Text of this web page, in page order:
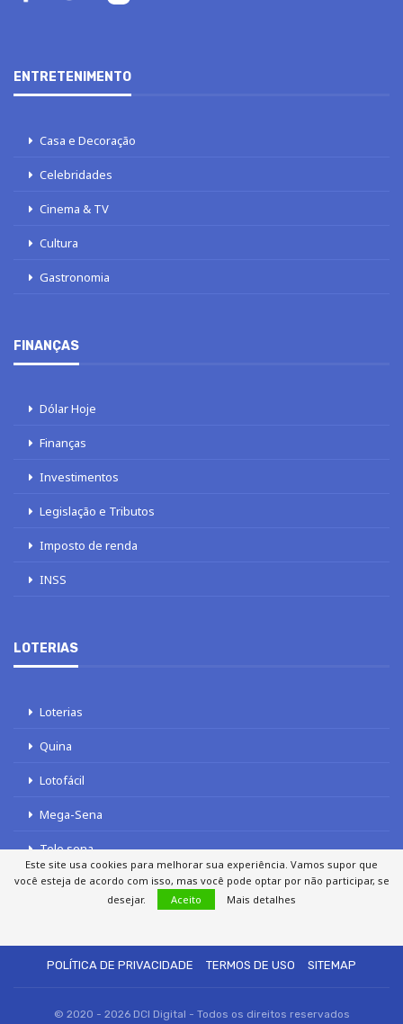
ENTRETENIMENTO
Casa e Decoração
Celebridades
Cinema & TV
Cultura
Gastronomia
FINANÇAS
Dólar Hoje
Finanças
Investimentos
Legislação e Tributos
Imposto de renda
INSS
LOTERIAS
Loterias
Quina
Lotofácil
Mega-Sena
Tele sena
POLÍTICA DE PRIVACIDADE
TERMOS DE USO SITEMAP
© 2020 - 2026 DCI Digital - Todos os direitos reservados
Este site usa cookies para melhorar sua experiência. Vamos supor que
você esteja de acordo com isso, mas você pode optar por não participar, se
desejar.
Aceito Mais detalhes